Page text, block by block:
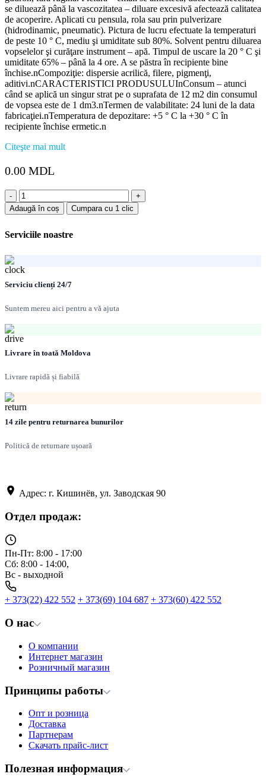
se diluează până la vascozitatea – diluare excesivă afectează calitatea
de acoperire. Aplicati cu pensula, rola sau prin pulverizare
(hidrodinamic, pneumatic). Pictura de lucru efectuate la temperaturi
de peste 10 ° C, mediu şi umiditate sub 80%. Solvent pentru diluarea
vopselelor şi curăţare instrument – apă. Timpul de uscare la 20 ° C şi
umiditate 65% – până la 4 ore. A se păstra în recipiente bine
închise.nCompoziţie: dispersie acrilică, filere, pigmenţi,
aditivi.nCARACTERISTICI PRODUSULUInConsum – atunci
când se aplică un singur strat pe o suprafata de 12 m2 din consumul
de vopsea este de 1 dm3.nTermen de valabilitate: 24 luni de la data
fabricaţiei.nTemperatura de depozitare: +5 ° C la +30 ° C în
recipiente închise ermetic.n
Citeşte mai mult
0.00 MDL
Cantitate
Supermail
"Sniezka"
verde)
Adaugă în coș Cumpara cu 1 clic
Serviciile noastre
Serviciu clienți 24/7
Suntem mereu aici pentru a vă ajuta
Livrare în toată Moldova
Livrare rapidă și fiabilă
14 zile pentru returnarea bunurilor
Politică de returnare ușoară
Адрес: г. Кишинёв, ул. Заводская 90
Отдел продаж:
Пн-Пт: 8:00 - 17:00
Сб: 8:00 - 14:00,
Вс - выходной
+ 373(22) 422 552 + 373(69) 104 687 + 373(60) 422 552
О нас
О компании
Интернет магазин
Розничный магазин
Принципы работы
Опт и розница
Доставка
Партнерам
Скачать прайс-лист
Полезная информация